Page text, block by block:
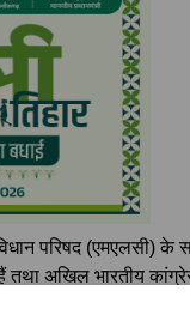
परिषद (एमएलसी)
हैं तथा अखिल भारतीय